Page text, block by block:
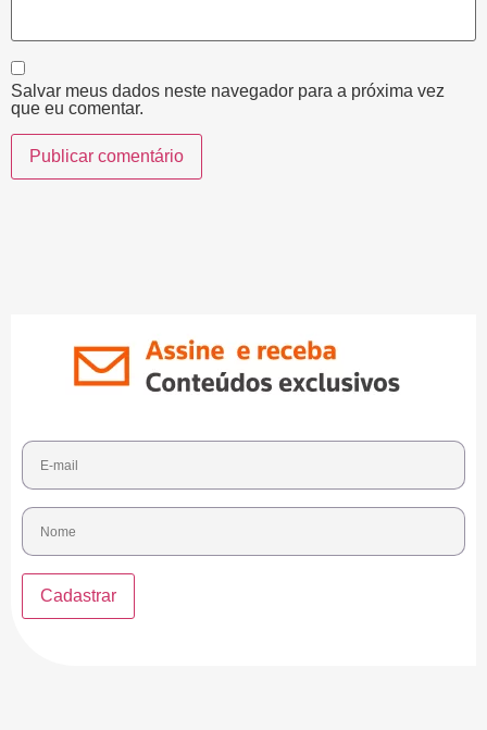
Salvar meus dados neste navegador para a próxima vez
que eu comentar.